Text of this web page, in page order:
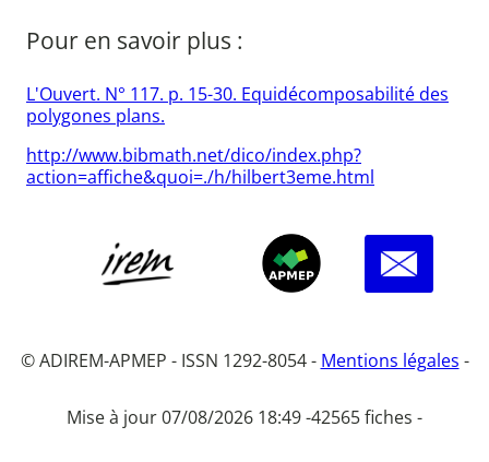
Pour en savoir plus :
L'Ouvert. N° 117. p. 15-30. Equidécomposabilité des
polygones plans.
http://www.bibmath.net/dico/index.php?
action=affiche&quoi=./h/hilbert3eme.html
© ADIREM-APMEP - ISSN 1292-8054 - Mentions légales -
Mise à jour 07/08/2026 18:49 -42565 fiches -